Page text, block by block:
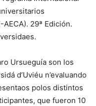
AECA). 29ª Edición.
Ursueguía son los
d’Uviéu n’evaluando
polos distintos
que fueron 10